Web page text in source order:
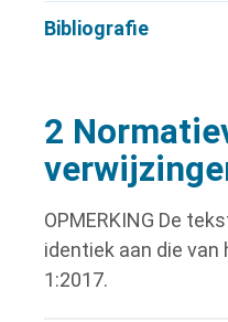
Bibliografie
2
OPMERKING De
identiek aan die van
1:2017.